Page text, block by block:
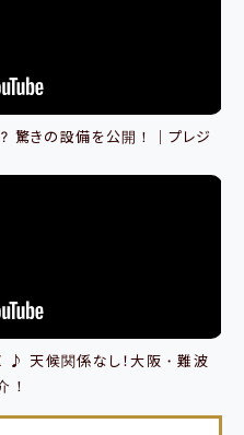
驚きの設備を公開！｜プレジ
♪ 天候関係なし！大阪・難波
！